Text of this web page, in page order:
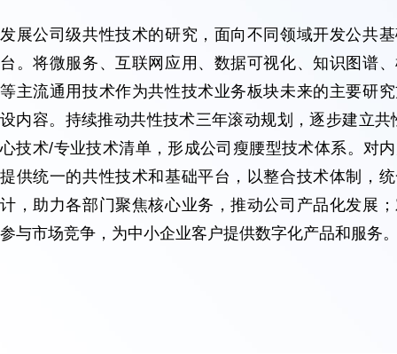
发展公司级共性技术的研究，面向不同领域开发公共
台。将微服务、互联网应用、数据可视化、知识图谱
等主流通用技术作为共性技术业务板块未来的主要研
设内容。持续推动共性技术三年滚动规划，逐步建立共
心技术/专业技术清单，形成公司瘦腰型技术体系。对
提供统一的共性技术和基础平台，以整合技术体制，
计，助力各部门聚焦核心业务，推动公司产品化发展
参与市场竞争，为中小企业客户提供数字化产品和服务